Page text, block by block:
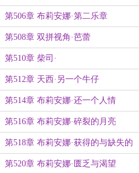
第506章 布莉安娜·第二乐章
第508章 双拼视角·芭蕾
第510章 柴司·
第512章 天西·另一个牛仔
第514章 布莉安娜·还一个人情
第516章 布莉安娜·碎裂的月亮
第518章 布莉安娜·获得的与缺失的
第520章 布莉安娜·匮乏与渴望